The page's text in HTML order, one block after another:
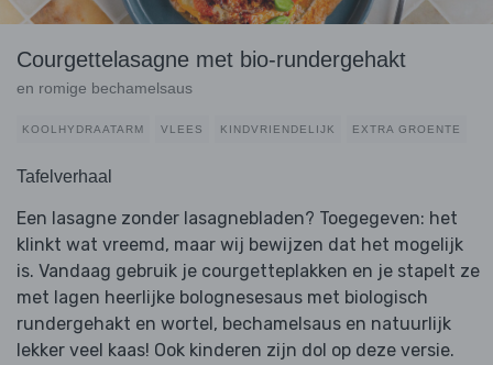
Courgettelasagne met bio-rundergehakt
en romige bechamelsaus
KOOLHYDRAATARM VLEES KINDVRIENDELIJK EXTRA GROENTE
Tafelverhaal
Een lasagne zonder lasagnebladen? Toegegeven: het
klinkt wat vreemd, maar wij bewijzen dat het mogelijk
is. Vandaag gebruik je courgetteplakken en je stapelt ze
met lagen heerlijke bolognesesaus met biologisch
rundergehakt en wortel, bechamelsaus en natuurlijk
lekker veel kaas! Ook kinderen zijn dol op deze versie.